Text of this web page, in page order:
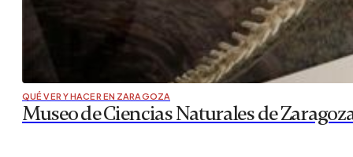
QUÉ VER Y HACER EN ZARAGOZA
Museo de Ciencias Naturales de